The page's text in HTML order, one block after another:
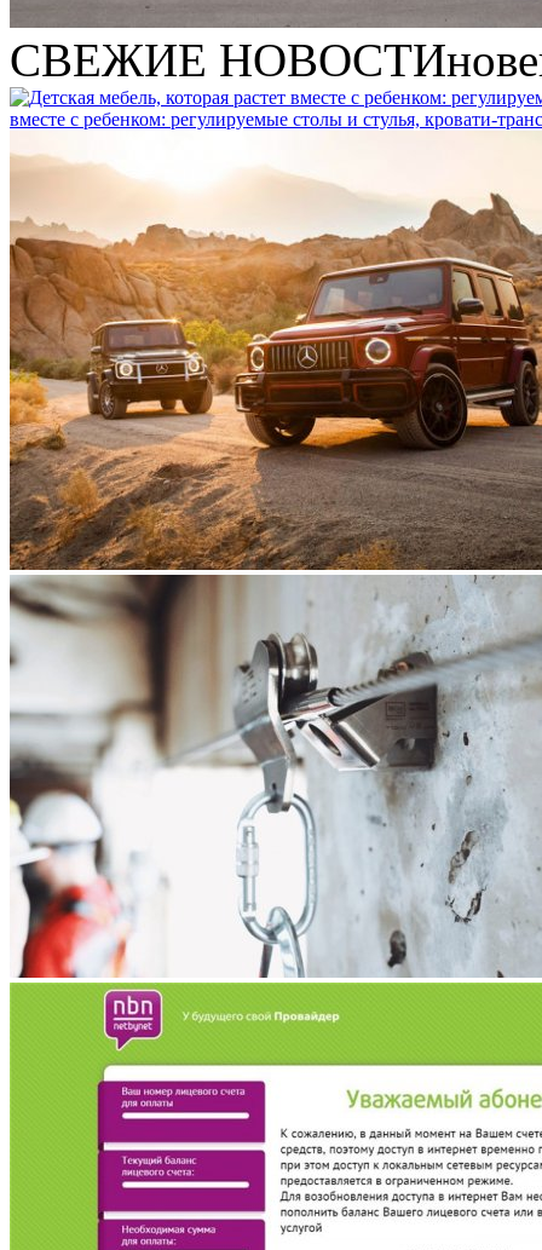
СВЕЖИЕ НОВОСТИ
вместе с ребенком: регулируемые столы и стулья, кровати-